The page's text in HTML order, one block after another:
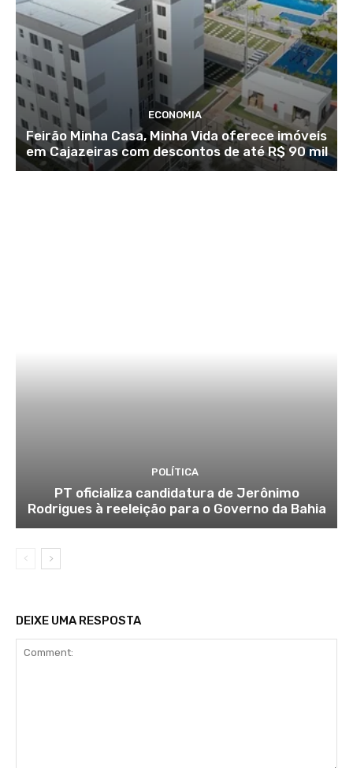
ECONOMIA
Feirão Minha Casa, Minha Vida oferece imóveis
em Cajazeiras com descontos de até R$ 90 mil
POLÍTICA
PT oficializa candidatura de Jerônimo
Rodrigues à reeleição para o Governo da Bahia
DEIXE UMA RESPOSTA